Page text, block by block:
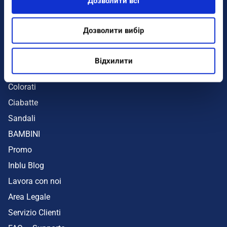
Дозволити вибір
Відхилити
UOMO
Colorati
Ciabatte
Sandali
BAMBINI
Promo
Inblu Blog
Lavora con noi
Area Legale
Servizio Clienti